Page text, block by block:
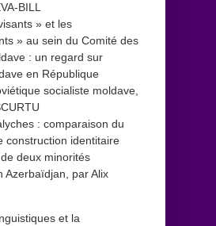
BILL
» et les
» au sein du Comité des
: un regard sur
en République
socialiste moldave,
: comparaison du
construction identitaire
deux minorités
Azerbaïdjan, par Alix
et la